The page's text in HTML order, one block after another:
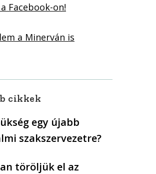
Facebook-on!
a Minerván is
cikkek
egy újabb
szakszervezetre?
töröljük el az